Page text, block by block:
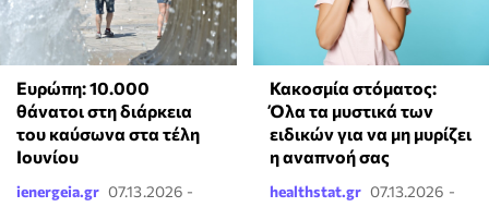
Ευρώπη: 10.000
θάνατοι στη διάρκεια
του καύσωνα στα τέλη
Ιουνίου
ienergeia.gr 07.13.2026 -
Κακοσμία στόματος:
Όλα τα μυστικά των
ειδικών για να μη μυρίζει
η αναπνοή σας
healthstat.gr 07.13.2026 -